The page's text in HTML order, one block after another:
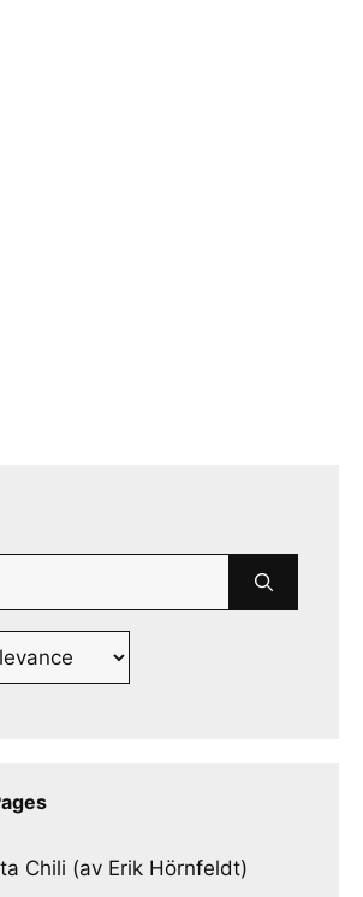
Chili (av Erik Hörnfeldt)